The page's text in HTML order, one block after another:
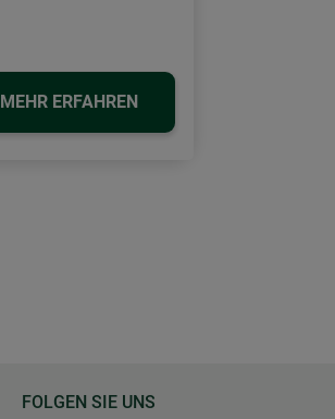
MEHR ERFAHREN
FOLGEN SIE UNS